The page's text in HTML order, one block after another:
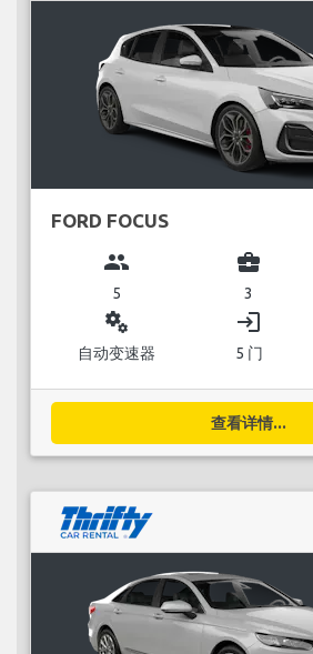
FORD FOCUS
group
5
business_center
3
miscellaneous_services
自动变速器
login
5 门
查看详情...